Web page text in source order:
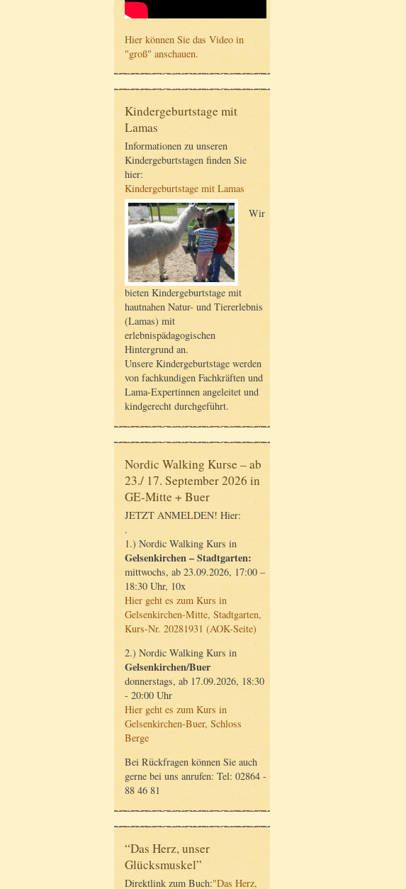
Hier können Sie das Video in
"groß" anschauen.
Kindergeburtstage mit
Lamas
Informationen zu unseren
Kindergeburtstagen finden Sie
hier:
Kindergeburtstage mit Lamas
Wir
bieten Kindergeburtstage mit
hautnahen Natur- und Tiererlebnis
(Lamas) mit
erlebnispädagogischen
Hintergrund an.
Unsere Kindergeburtstage werden
von fachkundigen Fachkräften und
Lama-Expertinnen angeleitet und
kindgerecht durchgeführt.
Nordic Walking Kurse – ab
23./ 17. September 2026 in
GE-Mitte + Buer
JETZT ANMELDEN! Hier:
.
1.) Nordic Walking Kurs in
Gelsenkirchen – Stadtgarten:
mittwochs, ab 23.09.2026, 17:00 –
18:30 Uhr, 10x
Hier geht es zum Kurs in
Gelsenkirchen-Mitte, Stadtgarten,
Kurs-Nr. 20281931 (AOK-Seite)
2.) Nordic Walking Kurs in
Gelsenkirchen/Buer
donnerstags, ab 17.09.2026, 18:30
- 20:00 Uhr
Hier geht es zum Kurs in
Gelsenkirchen-Buer, Schloss
Berge
Bei Rückfragen können Sie auch
gerne bei uns anrufen: Tel: 02864 -
88 46 81
“Das Herz, unser
Glücksmuskel”
Direktlink zum Buch:"Das Herz,